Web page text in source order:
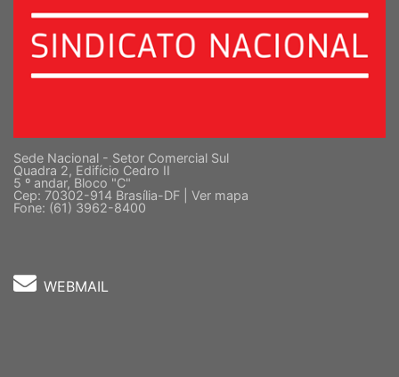
Sede Nacional - Setor Comercial Sul
Quadra 2, Edifício Cedro II
5 º andar, Bloco "C"
Cep: 70302-914 Brasília-DF |